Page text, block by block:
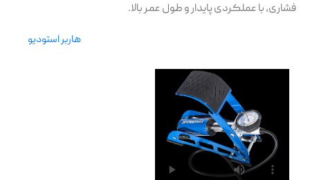
فشاری، با عملکردی پایدار و طول عمر بالا.
هاربر استودیو